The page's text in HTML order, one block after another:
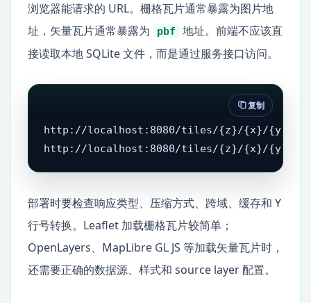
浏览器能请求的 URL。栅格瓦片通常暴露为图片地
址，矢量瓦片通常暴露为
pbf
地址。前端不应该直
接读取本地 SQLite 文件，而是通过服务接口访问。
http://localhost:8080/tiles/{z}/{x}/
http://localhost:8080/tiles/{z}/{x}/
复制
部署时要检查响应类型、压缩方式、跨域、缓存和 Y
行号转换。Leaflet 加载栅格瓦片较简单；
OpenLayers、MapLibre GL JS 等加载矢量瓦片时，
还需要正确的数据源、样式和 source layer 配置。